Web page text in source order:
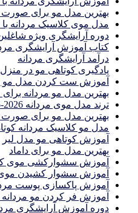
بهترین مدل مو برای
مدل موی کلاسیک مردانه
دوره آرایشگری ویژه
کتاب آموزش آرایشگری
درآمد آرایشگری مردانه
یادگیری كوتاهى مو در منزل
آموزش ست كردن مدل مو
بهترین مدل مو مردانه
ترند مدل موی مردانه 2026-2025
بهترين مدل مو براى صورت
مدل مو کلاسیک مردانه
آموزش کوتاهی مو مدل لیر
بهترین مدل مو برای داماد
آموزش سشوارکشی موی
آموزش سشوار کشیدن موی
آموزش پاکسازی پوست
آموزش فر کردن مو
دوره آموزش آرایشگری